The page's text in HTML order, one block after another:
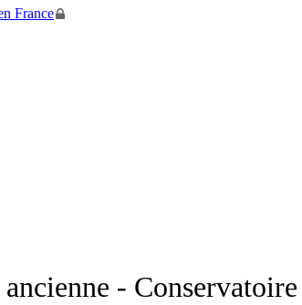
France
ancienne -